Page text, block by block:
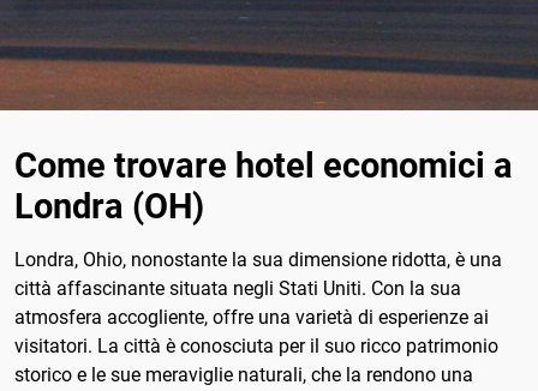
Come trovare hotel economici a
Londra (OH)
Londra, Ohio, nonostante la sua dimensione ridotta, è una
città affascinante situata negli Stati Uniti. Con la sua
atmosfera accogliente, offre una varietà di esperienze ai
visitatori. La città è conosciuta per il suo ricco patrimonio
storico e le sue meraviglie naturali, che la rendono una